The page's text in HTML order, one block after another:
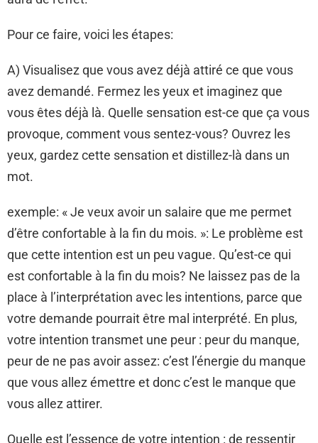
Pour ce faire, voici les étapes:
A) Visualisez que vous avez déjà attiré ce que vous
avez demandé. Fermez les yeux et imaginez que
vous êtes déjà là. Quelle sensation est-ce que ça vous
provoque, comment vous sentez-vous? Ouvrez les
yeux, gardez cette sensation et distillez-là dans un
mot.
exemple: « Je veux avoir un salaire que me permet
d’être confortable à la fin du mois. »: Le problème est
que cette intention est un peu vague. Qu’est-ce qui
est confortable à la fin du mois? Ne laissez pas de la
place à l’interprétation avec les intentions, parce que
votre demande pourrait être mal interprété. En plus,
votre intention transmet une peur : peur du manque,
peur de ne pas avoir assez: c’est l’énergie du manque
que vous allez émettre et donc c’est le manque que
vous allez attirer.
Quelle est l’essence de votre intention : de ressentir